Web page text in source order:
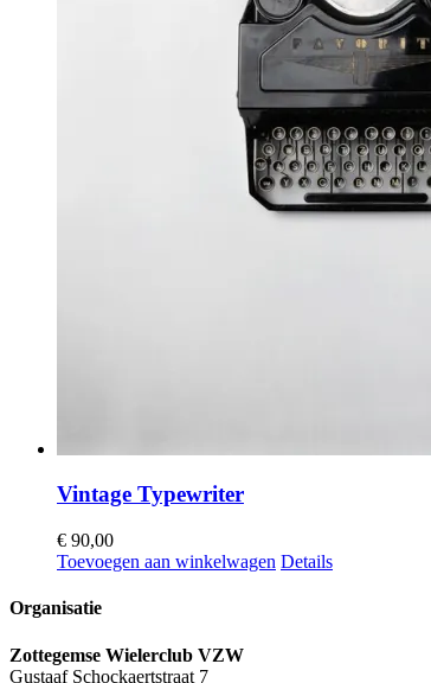
Vintage Typewriter
€ 90,00
Toevoegen aan winkelwagen Details
Organisatie
Zottegemse Wielerclub VZW
Gustaaf Schockaertstraat 7